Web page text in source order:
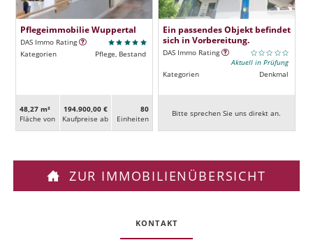
Pflegeimmobilie Wuppertal
DAS Immo Rating
Kategorien
Pflege, Bestand
48,27 m²
Fläche von
194.900,00 €
Kaufpreise ab
80
Ein­heiten
Ein passendes Objekt befindet
sich in Vorbereitung.
DAS Immo Rating
Aktuell in Prüfung
Kategorien
Denkmal
Bitte sprechen Sie uns direkt an.
ZUR IMMOBILIENÜBERSICHT
KONTAKT